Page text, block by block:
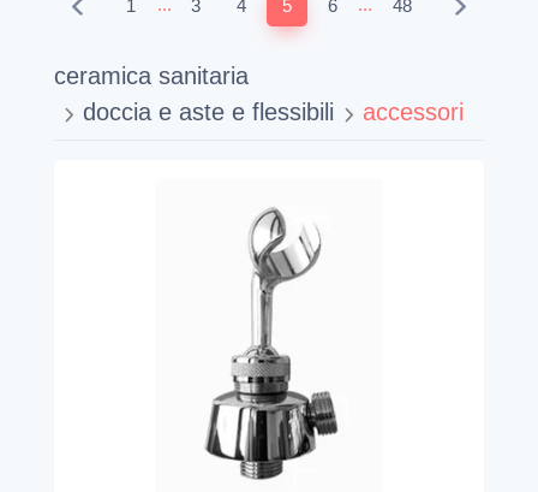
1 3 4 5 6 48
ceramica sanitaria
doccia e aste e flessibili
accessori